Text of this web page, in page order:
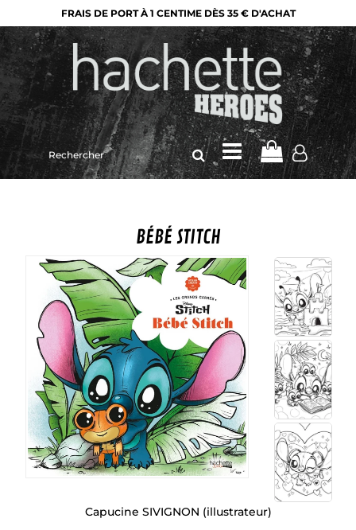
FRAIS DE PORT À 1 CENTIME DÈS 35 € D'ACHAT
Rechercher
sur
le
BÉBÉ STITCH
Capucine SIVIGNON (illustrateur)